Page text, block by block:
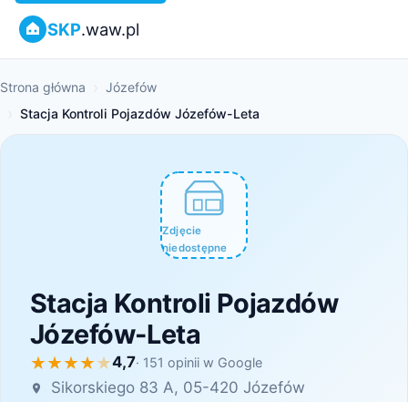
SKP.waw.pl
Strona główna
Józefów
Stacja Kontroli Pojazdów Józefów-Leta
Stacja Kontroli Pojazdów
Józefów-Leta
4,7· 151 opinii w Google
Sikorskiego 83 A, 05-420 Józefów
Zdjęcie
niedostępne